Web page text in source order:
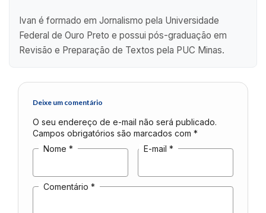
Ivan é formado em Jornalismo pela Universidade
Federal de Ouro Preto e possui pós-graduação em
Revisão e Preparação de Textos pela PUC Minas.
Deixe um comentário
O seu endereço de e-mail não será publicado.
Campos obrigatórios são marcados com *
Nome * E-mail *
Comentário *